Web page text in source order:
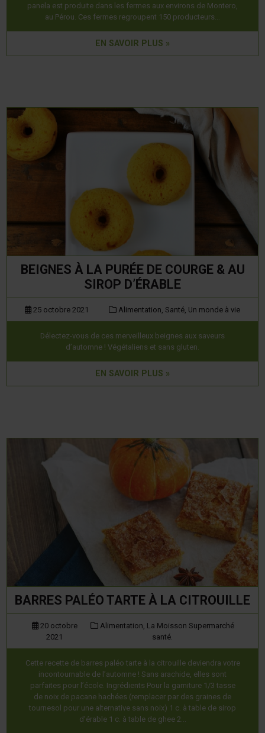
panela est produite dans les fermes aux environs de Montero,
au Pérou. Ces fermes regroupent 150 producteurs…
EN SAVOIR PLUS »
BEIGNES À LA PURÉE DE COURGE & AU
SIROP D’ÉRABLE
25 octobre 2021 Alimentation,Santé, Un monde à vie
Délectez-vous de ces merveilleux beignes aux saveurs
d’automne ! Végétaliens et sans gluten.
EN SAVOIR PLUS »
BARRES PALÉO TARTE À LA CITROUILLE
20 octobre
2021
Alimentation, La Moisson Supermarché
santé.
Cette recette de barres paléo tarte à la citrouille deviendra votre
incontournable de l’automne ! Sans arachide, elles sont
parfaites pour l’école. Ingrédients Pour la garniture 1/3 tasse
de noix de pacane hachées (remplacer par des graines de
tournesol pour une alternative sans noix) 1 c. à table de sirop
d’érable 1 c. à table de ghee 2…